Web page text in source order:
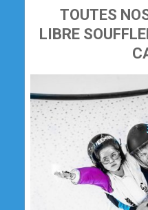
TOUTES
LIBRE